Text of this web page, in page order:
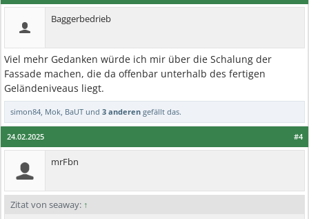
Baggerbedrieb
Viel mehr Gedanken würde ich mir über die Schalung der
Fassade machen, die da offenbar unterhalb des fertigen
Geländeniveaus liegt.
simon84, Mok, BaUT und 3 anderen gefällt das.
#4
24.02.2025
mrFbn
Zitat von seaway: ↑